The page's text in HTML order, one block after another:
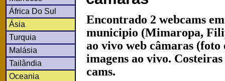
África Do Sul
Ásia
Turquia
Malásia
Tailândia
Oceania
Encontrado 2 webcams
municipio (Mimaropa,
ao vivo web câmaras
imagens ao vivo.
cams.